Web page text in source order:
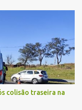
a vítima relatou
com palavras de
Civil que mora
e humilhada com a
colisão traseira na